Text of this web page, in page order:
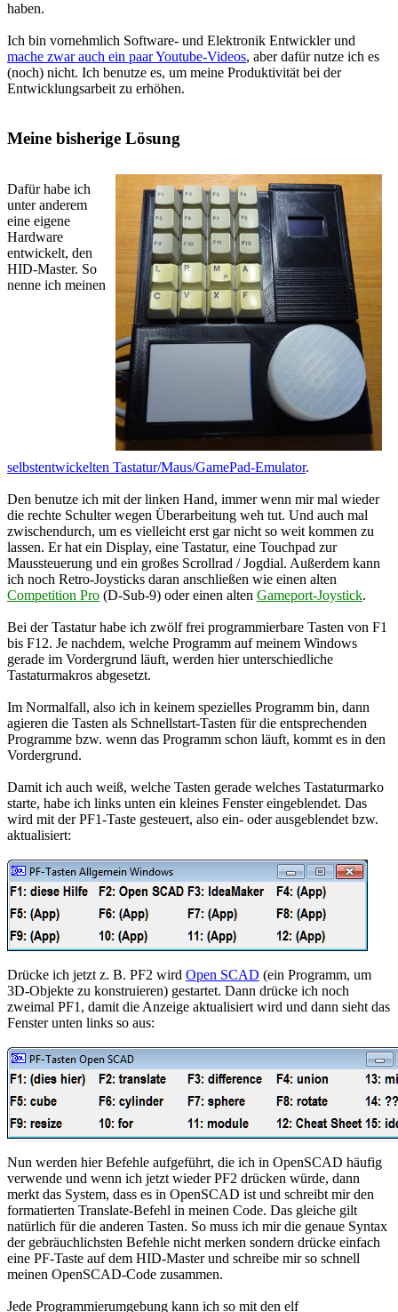
haben.
Ich bin vornehmlich Software- und Elektronik Entwickler und
mache zwar auch ein paar Youtube-Videos, aber dafür nutze ich es
(noch) nicht. Ich benutze es, um meine Produktivität bei der
Entwicklungsarbeit zu erhöhen.
Meine bisherige Lösung
Dafür habe ich
unter anderem
eine eigene
Hardware
entwickelt, den
HID-Master. So
nenne ich meinen
selbstentwickelten Tastatur/Maus/GamePad-Emulator.
Den benutze ich mit der linken Hand, immer wenn mir mal wieder
die rechte Schulter wegen Überarbeitung weh tut. Und auch mal
zwischendurch, um es vielleicht erst gar nicht so weit kommen zu
lassen. Er hat ein Display, eine Tastatur, eine Touchpad zur
Maussteuerung und ein großes Scrollrad / Jogdial. Außerdem kann
ich noch Retro-Joysticks daran anschließen wie einen alten
Competition Pro (D-Sub-9) oder einen alten Gameport-Joystick.
Bei der Tastatur habe ich zwölf frei programmierbare Tasten von F1
bis F12. Je nachdem, welche Programm auf meinem Windows
gerade im Vordergrund läuft, werden hier unterschiedliche
Tastaturmakros abgesetzt.
Im Normalfall, also ich in keinem spezielles Programm bin, dann
agieren die Tasten als Schnellstart-Tasten für die entsprechenden
Programme bzw. wenn das Programm schon läuft, kommt es in den
Vordergrund.
Damit ich auch weiß, welche Tasten gerade welches Tastaturmarko
starte, habe ich links unten ein kleines Fenster eingeblendet. Das
wird mit der PF1-Taste gesteuert, also ein- oder ausgeblendet bzw.
aktualisiert:
Drücke ich jetzt z. B. PF2 wird Open SCAD (ein Programm, um
3D-Objekte zu konstruieren) gestartet. Dann drücke ich noch
zweimal PF1, damit die Anzeige aktualisiert wird und dann sieht das
Fenster unten links so aus:
Nun werden hier Befehle aufgeführt, die ich in OpenSCAD häufig
verwende und wenn ich jetzt wieder PF2 drücken würde, dann
merkt das System, dass es in OpenSCAD ist und schreibt mir den
formatierten Translate-Befehl in meinen Code. Das gleiche gilt
natürlich für die anderen Tasten. So muss ich mir die genaue Syntax
der gebräuchlichsten Befehle nicht merken sondern drücke einfach
eine PF-Taste auf dem HID-Master und schreibe mir so schnell
meinen OpenSCAD-Code zusammen.
Jede Programmierumgebung kann ich so mit den elf